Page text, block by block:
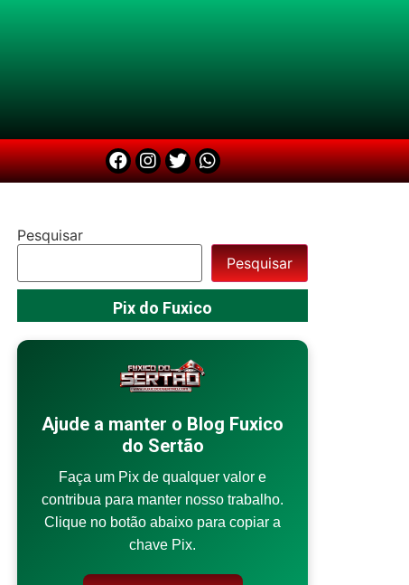
Pesquisar
Pesquisar
Pix do Fuxico
Ajude a manter o Blog Fuxico
do Sertão
Faça um Pix de qualquer valor e
contribua para manter nosso trabalho.
Clique no botão abaixo para copiar a
chave Pix.